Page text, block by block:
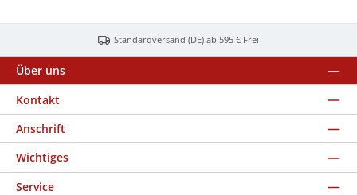
Standardversand (DE) ab 595 € Frei
Über uns
Kontakt
Anschrift
Wichtiges
Service